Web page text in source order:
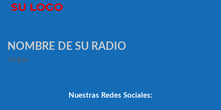
NOMBRE DE SU RADIO
slogan
Nuestras Redes Sociales: